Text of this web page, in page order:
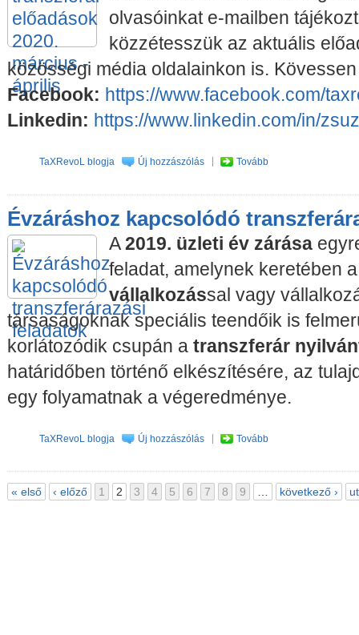
olvasóinkat e-mailben
közzétesszük az aktuális
közösségi média oldalainkon is.
Facebook: https://www.facebook.com/
Linkedin: https://www.linkedin.com/in/
TaXRevoL blogja Új hozzászólás Tovább
Évzáráshoz kapcsolódó
A2019. üzleti év zárása
feladat, amelynek keretében
vállalkozással vagy
társaságoknak speciális teendőik is
korlátozódik csupán a transzferár
határidőben történő elkészítésére, az
egy folyamatnak a végeredménye.
TaXRevoL blogja Új hozzászólás Tovább
« első ‹ előző 1 2 3 4 5 6 7 8 9 következő ›